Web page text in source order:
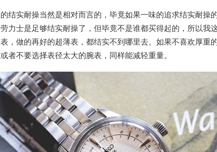
结实耐操当然是相对而言的，毕竟如果一味的追求结实耐操
力士是足够结实耐操了，但毕竟不是谁都买得起的，所以我
，做的再好的超薄表，都结实不到哪里去。如果不喜欢厚重
者不要选择表径太大的腕表，同样能减轻重量。